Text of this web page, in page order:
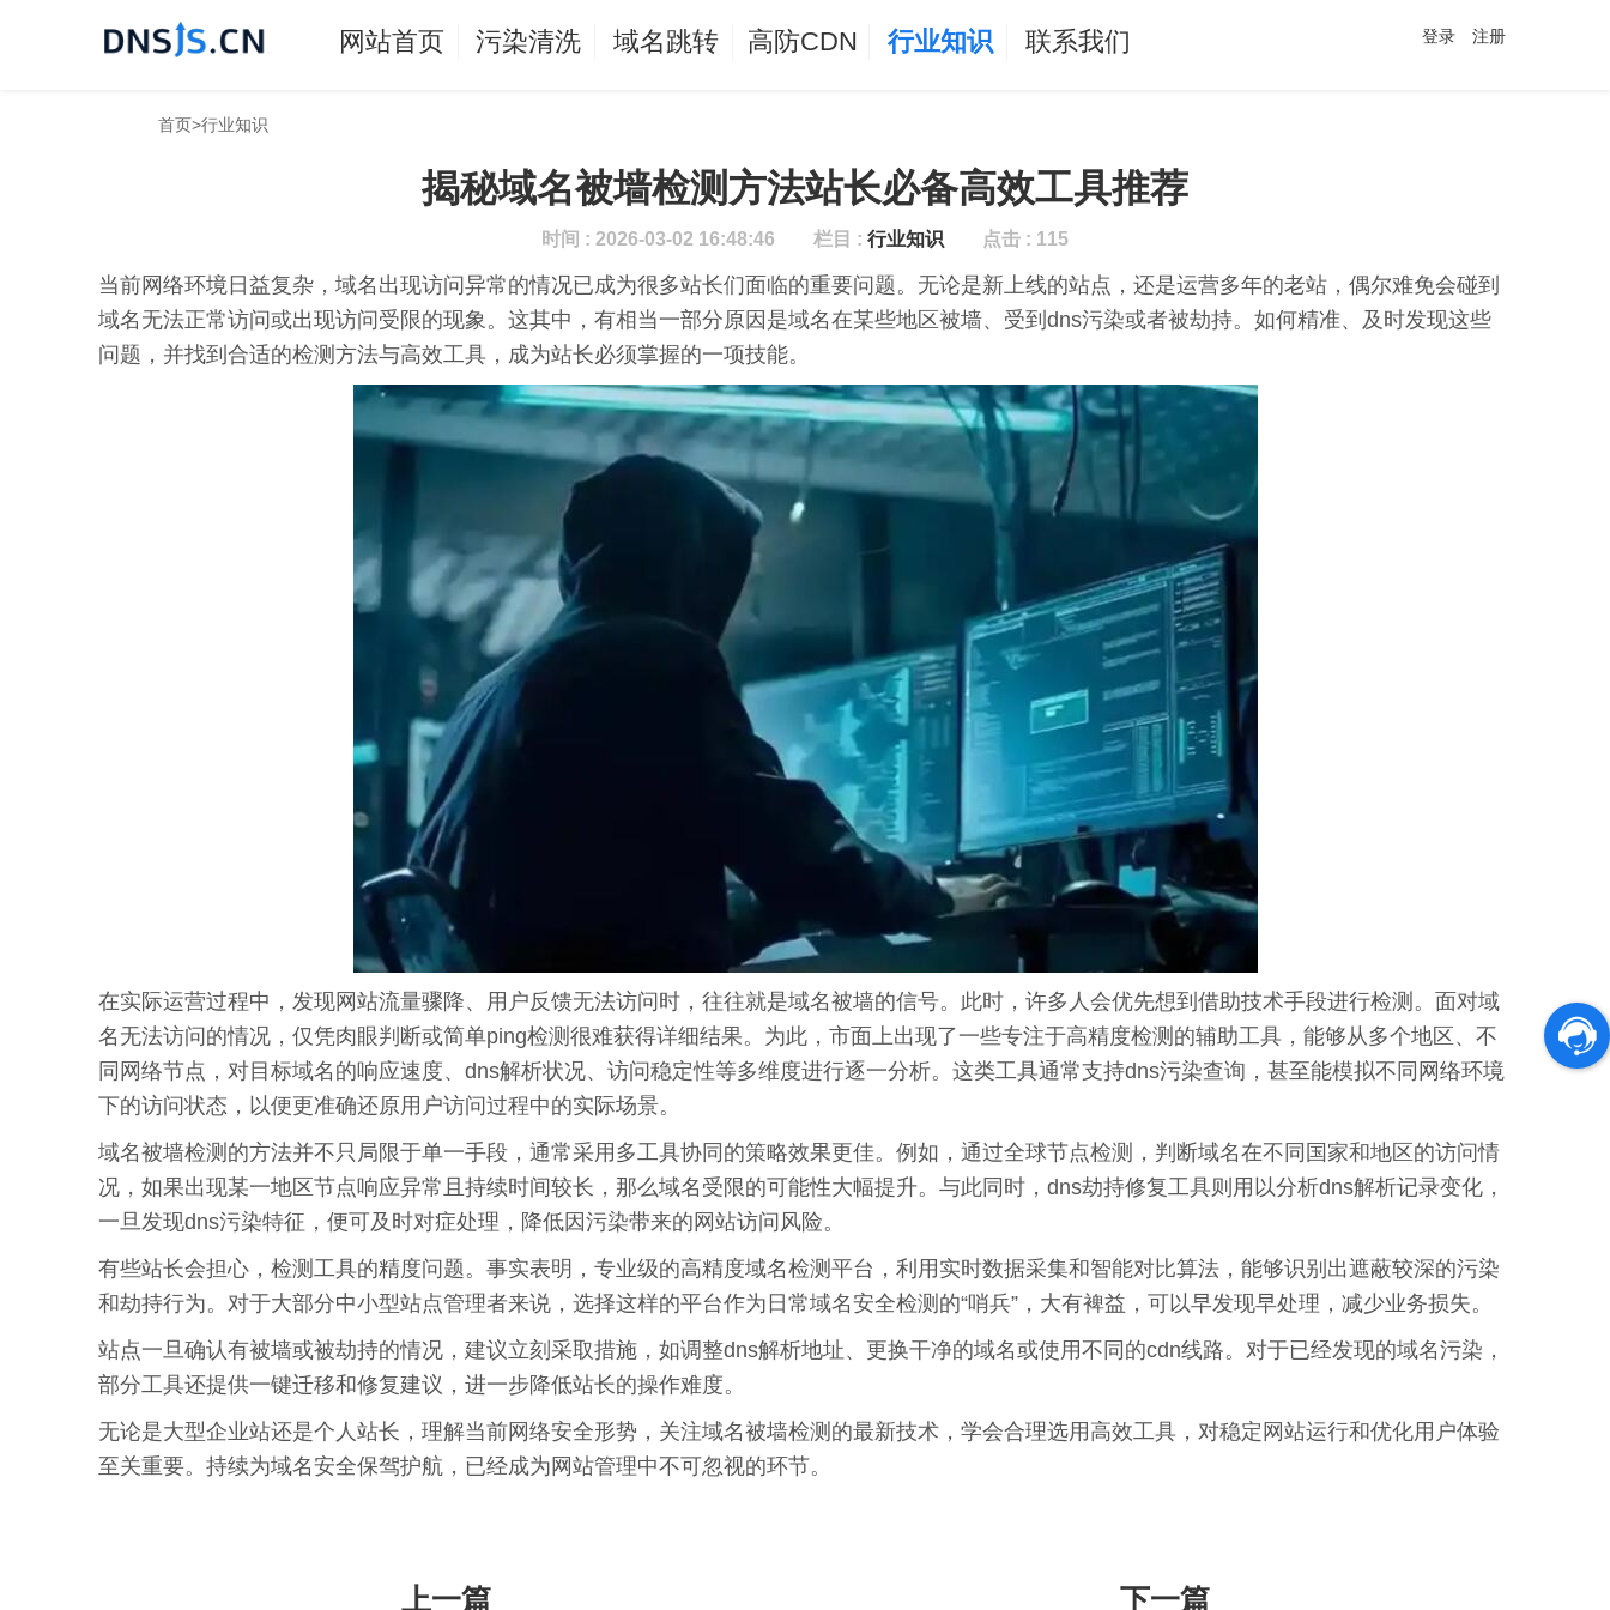
网站首页 污染清洗 域名跳转 高防CDN 行业知识 联系我们 登录 注册
首页>行业知识
揭秘域名被墙检测方法站长必备高效工具推荐
时间 : 2026-03-02 16:48:46 栏目 : 行业知识 点击 : 115
当前网络环境日益复杂，域名出现访问异常的情况已成为很多站长们面临的重要问题。无论是新上线的站点，还是运营多年的老站，偶尔难免会碰到
域名无法正常访问或出现访问受限的现象。这其中，有相当一部分原因是域名在某些地区被墙、受到dns污染或者被劫持。如何精准、及时发现这些
问题，并找到合适的检测方法与高效工具，成为站长必须掌握的一项技能。
在实际运营过程中，发现网站流量骤降、用户反馈无法访问时，往往就是域名被墙的信号。此时，许多人会优先想到借助技术手段进行检测。面对域
名无法访问的情况，仅凭肉眼判断或简单ping检测很难获得详细结果。为此，市面上出现了一些专注于高精度检测的辅助工具，能够从多个地区、不
同网络节点，对目标域名的响应速度、dns解析状况、访问稳定性等多维度进行逐一分析。这类工具通常支持dns污染查询，甚至能模拟不同网络环境
下的访问状态，以便更准确还原用户访问过程中的实际场景。
域名被墙检测的方法并不只局限于单一手段，通常采用多工具协同的策略效果更佳。例如，通过全球节点检测，判断域名在不同国家和地区的访问情
况，如果出现某一地区节点响应异常且持续时间较长，那么域名受限的可能性大幅提升。与此同时，dns劫持修复工具则用以分析dns解析记录变化，
一旦发现dns污染特征，便可及时对症处理，降低因污染带来的网站访问风险。
有些站长会担心，检测工具的精度问题。事实表明，专业级的高精度域名检测平台，利用实时数据采集和智能对比算法，能够识别出遮蔽较深的污染
和劫持行为。对于大部分中小型站点管理者来说，选择这样的平台作为日常域名安全检测的“哨兵”，大有裨益，可以早发现早处理，减少业务损失。
站点一旦确认有被墙或被劫持的情况，建议立刻采取措施，如调整dns解析地址、更换干净的域名或使用不同的cdn线路。对于已经发现的域名污染，
部分工具还提供一键迁移和修复建议，进一步降低站长的操作难度。
无论是大型企业站还是个人站长，理解当前网络安全形势，关注域名被墙检测的最新技术，学会合理选用高效工具，对稳定网站运行和优化用户体验
至关重要。持续为域名安全保驾护航，已经成为网站管理中不可忽视的环节。
上一篇 下一篇